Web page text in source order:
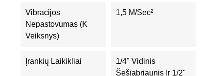
Vibracijos
Nepastovumas (K
Veiksnys)
1,5 M/sec²
Įrankių Laikikliai
1/4" Vidinis
Šešiabriaunis Ir 1/2"